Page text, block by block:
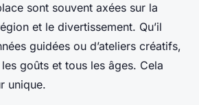
sont souvent axées sur la
et le divertissement. Qu’il
guidées ou d’ateliers créatifs,
goûts et tous les âges. Cela
unique.